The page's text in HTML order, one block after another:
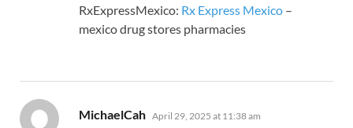
RxExpressMexico: Rx Express Mexico –
mexico drug stores pharmacies
MichaelCah says:
April 29, 2025 at 11:38 am